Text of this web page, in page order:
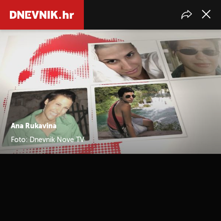
Ana Rukavina
Foto: Dnevnik Nove TV